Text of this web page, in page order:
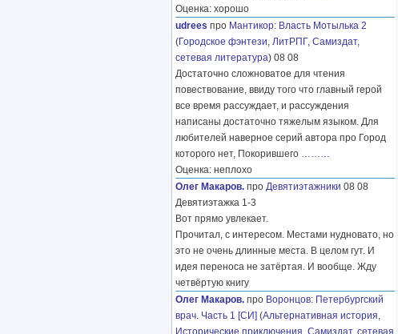
Оценка: хорошо
udrees про Мантикор: Власть Мотылька 2
(Городское фэнтези, ЛитРПГ, Самиздат,
сетевая литература) 08 08
Достаточно сложноватое для чтения
повествование, ввиду того что главный герой
все время рассуждает, и рассуждения
написаны достаточно тяжелым языком. Для
любителей наверное серий автора про Город
которого нет, Покорившего ………
Оценка: неплохо
Олег Макаров. про Девятиэтажники 08 08
Девятиэтажка 1-3
Вот прямо увлекает.
Прочитал, с интересом. Местами нудновато, но
это не очень длинные места. В целом гут. И
идея переноса не затёртая. И вообще. Жду
четвёртую книгу
Олег Макаров. про Воронцов: Петербургский
врач. Часть 1 [СИ] (Альтернативная история,